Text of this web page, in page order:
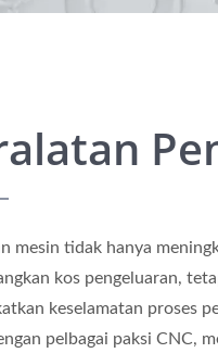
mesin tidak hanya
kos pengeluaran,
keselamatan proses
pelbagai paksi CNC,